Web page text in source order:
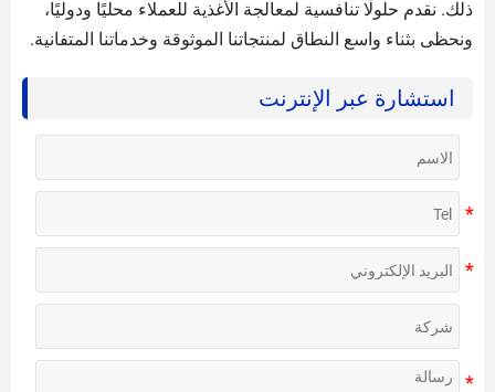
ذلك. نقدم حلولًا تنافسية لمعالجة الأغذية للعملاء محليًا ودوليًا،
ونحظى بثناء واسع النطاق لمنتجاتنا الموثوقة وخدماتنا المتفانية.
استشارة عبر الإنترنت